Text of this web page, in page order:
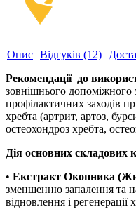
Опис Відгуків (12)
Рекомендації до
зовнішнього допоміжного
профілактичних заходів
хребта (артрит, артоз,
остеохондроз хребта,
Дія основних складових
• Екстракт Окопника
зменшенню запалення та
відновлення і регенерації